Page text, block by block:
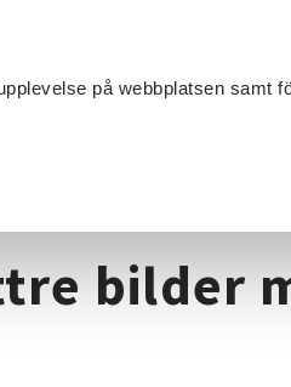
på webbplatsen samt
bilder